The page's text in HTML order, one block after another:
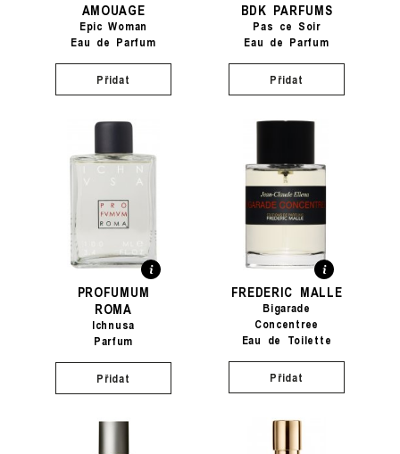
AMOUAGE
Epic Woman
Eau de Parfum
Přidat
BDK PARFUMS
Pas ce Soir
Eau de Parfum
Přidat
PROFUMUM
ROMA
Ichnusa
Parfum
Přidat
FREDERIC MALLE
Bigarade
Concentree
Eau de Toilette
Přidat